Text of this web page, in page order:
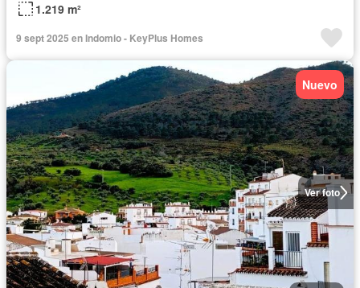
1.219 m²
9 sept 2025 en Indomio - KeyPlus Homes
Ver foto
Nuevo